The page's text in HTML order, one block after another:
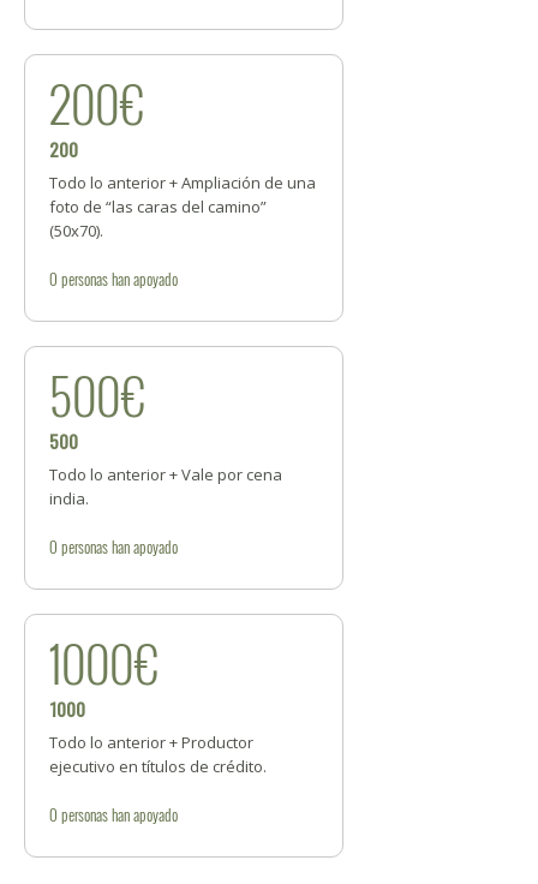
200€
200
Todo lo anterior + Ampliación de una
foto de “las caras del camino”
(50x70).
0 personashan apoyado
500€
500
Todo lo anterior + Vale por cena
india.
0 personashan apoyado
1000€
1000
Todo lo anterior + Productor
ejecutivo en títulos de crédito.
0 personashan apoyado